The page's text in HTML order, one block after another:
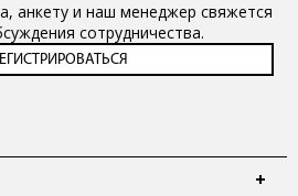
анкету и наш менеджер свяжется
сотрудничества.